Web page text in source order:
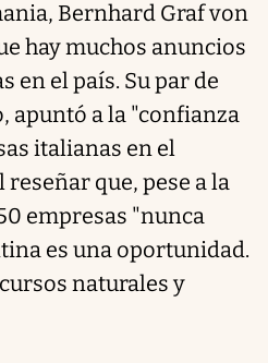
Bernhard Graf von
hay muchos anuncios
en el país. Su par de
apuntó a la "confianza
italianas en el
que, pese a la
empresas "nunca
es una oportunidad.
naturales y